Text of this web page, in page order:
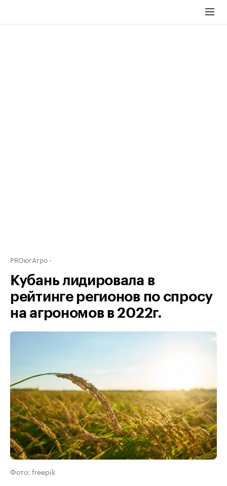
PROюгАгро
Кубань лидировала в
рейтинге регионов по спросу
на агрономов в 2022г.
Фото: freepik